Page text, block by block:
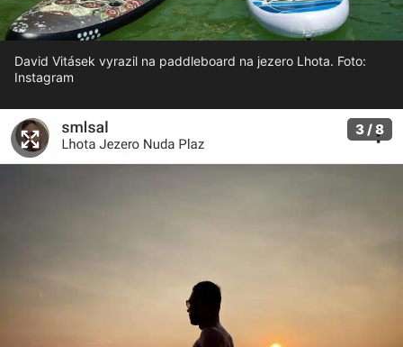
David Vitásek vyrazil na paddleboard na jezero Lhota. Foto:
Instagram
3 / 8